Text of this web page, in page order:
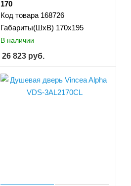
170
Код товара 168726
Габариты(ШхВ) 170x195
В наличии
26 823руб.